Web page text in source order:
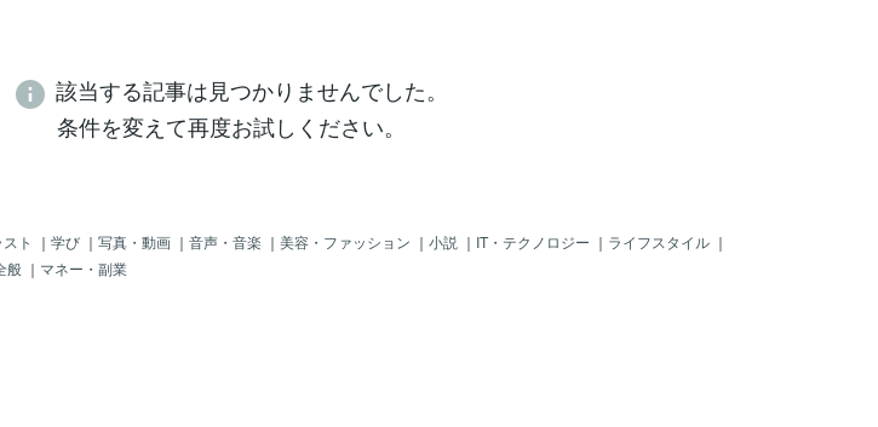
該当する記事は見つかりませんでした。
条件を変えて再度お試しください。
ト ｜ 学び ｜ 写真・動画 ｜ 音声・音楽 ｜ 美容・ファッション ｜ 小説 ｜ IT・テクノロジー ｜ ライフスタイル ｜
般 ｜ マネー・副業